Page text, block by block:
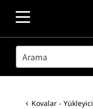
SEARCH
Kovalar - Yükleyici